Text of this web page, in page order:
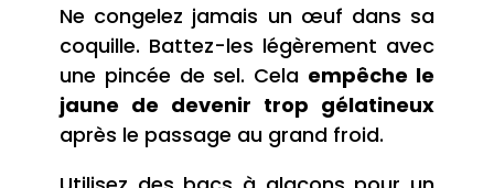
Ne congelez jamais un œuf dans sa
coquille. Battez-les légèrement avec
une pincée de sel. Cela empêche le
jaune de devenir trop gélatineux
après le passage au grand froid.